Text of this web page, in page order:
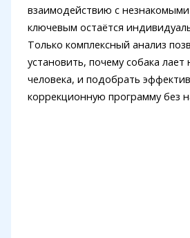
взаимодействию с
ключевым остаётся
Только комплексный анализ
установить, почему собака лает
человека, и подобрать
коррекционную программу без